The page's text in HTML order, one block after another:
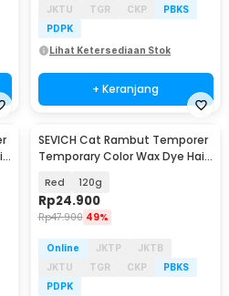
JKTU
TGR CKP
PBKS
PDPK
Lihat Ketersediaan Stok
+ Keranjang
SEVICH Cat Rambut Temporer
Temporary Color Wax Dye Hair
Red 120g
Rp24.900
Rp47.900 49%
Online JKTP
JKTB
JKTU
TGR CKP
PBKS
PDPK